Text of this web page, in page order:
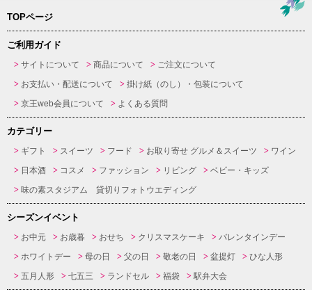
TOPページ
ご利用ガイド
サイトについて 商品について
ご注文について
お支払い・配送について
掛け紙（のし）・包装について
京王web会員について
よくある質問
カテゴリー
ギフト スイーツ フード お取り寄せ グルメ＆スイーツ
ワイン
日本酒
コスメ ファッション リビング
ベビー・キッズ
味の素スタジアム 貸切りフォトウエディング
シーズンイベント
お中元 お歳暮 おせち クリスマスケーキ
バレンタインデー
ホワイトデー
母の日 父の日 敬老の日 盆提灯
ひな人形
五月人形
七五三 ランドセル 福袋 駅弁大会